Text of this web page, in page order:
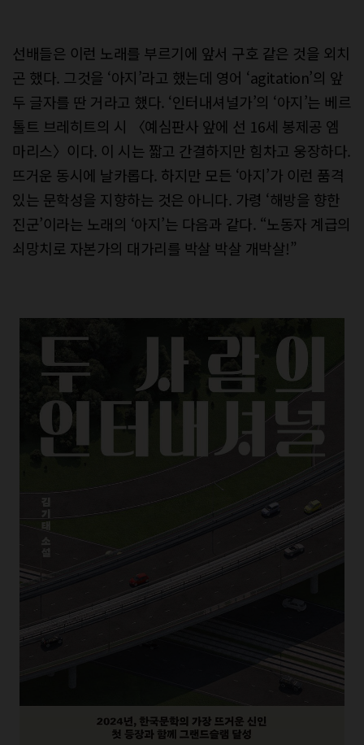
선배들은 이런 노래를 부르기에 앞서 구호 같은 것을 외치
곤 했다. 그것을 ‘아지’라고 했는데 영어 ‘agitation’의 앞
두 글자를 딴 거라고 했다. ‘인터내셔널가’의 ‘아지’는 베르
톨트 브레히트의 시 〈예심판사 앞에 선 16세 봉제공 엠
마리스〉이다. 이 시는 짧고 간결하지만 힘차고 웅장하다.
뜨거운 동시에 날카롭다. 하지만 모든 ‘아지’가 이런 품격
있는 문학성을 지향하는 것은 아니다. 가령 ‘해방을 향한
진군’이라는 노래의 ‘아지’는 다음과 같다. “노동자 계급의
쇠망치로 자본가의 대가리를 박살 박살 개박살!”